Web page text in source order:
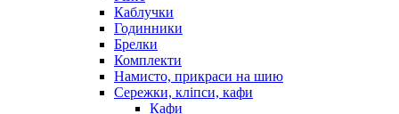
Каблучки
Годинники
Брелки
Комплекти
Намисто, прикраси на шию
Сережки, кліпси, кафи
Кафи